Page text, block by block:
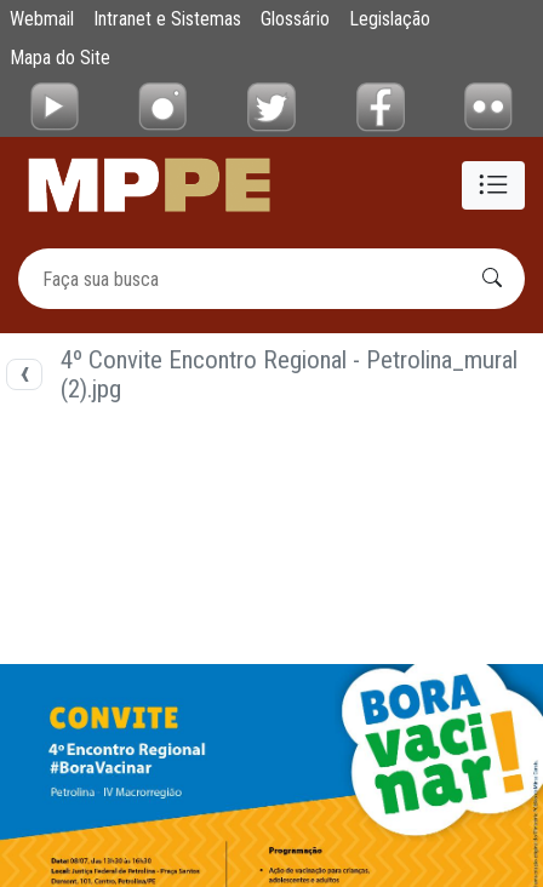
Pular para o Conteúdo principal
Documentos
Webmail Intranet e Sistemas Glossário
Legislação
Mapa do Site
4º Convite Encontro Regional - Petrolina_mural
(2).jpg